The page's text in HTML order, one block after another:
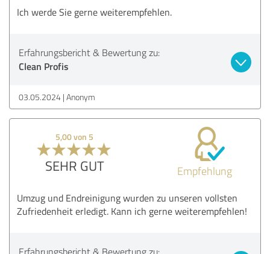
Ich werde Sie gerne weiterempfehlen.
Erfahrungsbericht & Bewertung zu:
Clean Profis
03.05.2024 Anonym
5,00 von 5
SEHR GUT Empfehlung
Umzug und Endreinigung wurden zu unseren vollsten
Zufriedenheit erledigt. Kann ich gerne weiterempfehlen!